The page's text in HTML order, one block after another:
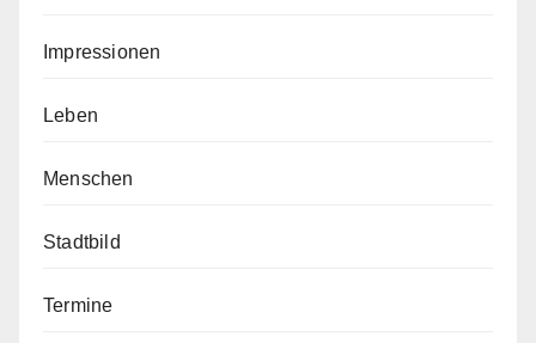
Impressionen
Leben
Menschen
Stadtbild
Termine